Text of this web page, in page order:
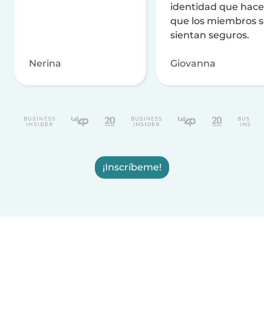
Nerina
identidad que
que los miembros
sientan seguros.
Giovanna
¡Inscríbeme!